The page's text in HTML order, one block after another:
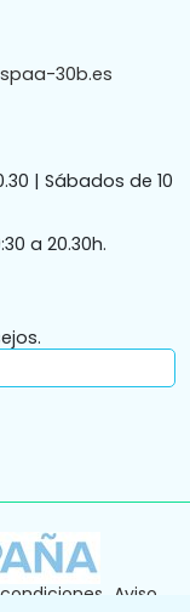
de Fondos
marcha un Plan de
y la
2025. Para ello
Digital de la
de las
comerciales y
fijos (reforma y